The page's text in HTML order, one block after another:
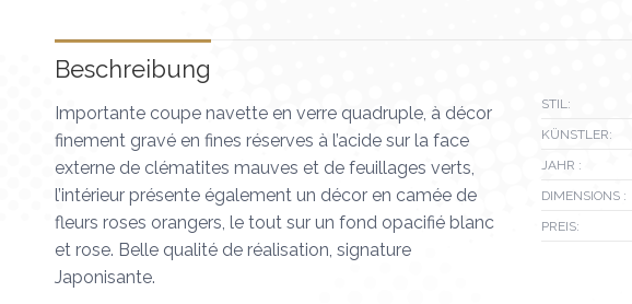
Beschreibung
Importante coupe navette en verre quadruple, à décor
finement gravé en fines réserves à l’acide sur la face
externe de clématites mauves et de feuillages verts,
l’intérieur présente également un décor en camée de
fleurs roses orangers, le tout sur un fond opacifié blanc
et rose. Belle qualité de réalisation, signature
Japonisante.
STIL:
KÜNSTLER:
JAHR :
DIMENSIONS :
PREIS: